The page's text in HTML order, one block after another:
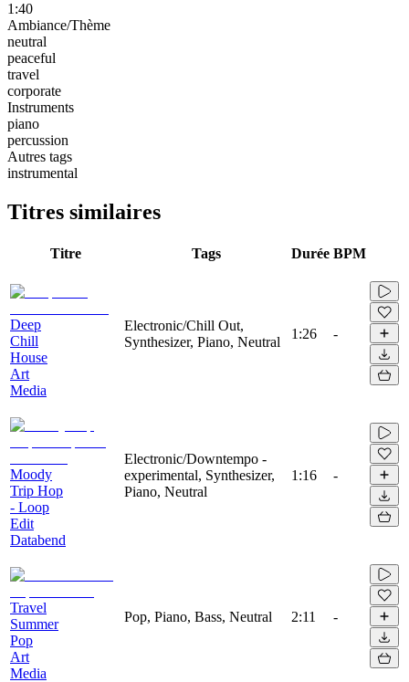
1:40
Ambiance/Thème
neutral
peaceful
travel
corporate
Instruments
piano
percussion
Autres tags
instrumental
Titres similaires
Titre Tags Durée BPM
Deep
Chill
House
Art
Media
Electronic/Chill Out,
Synthesizer, Piano, Neutral
1:26 -
Moody
Trip Hop
- Loop
Edit
Databend
Electronic/Downtempo -
experimental, Synthesizer,
Piano, Neutral
1:16 -
Travel
Summer
Pop
Art
Media
Pop, Piano, Bass, Neutral 2:11 -